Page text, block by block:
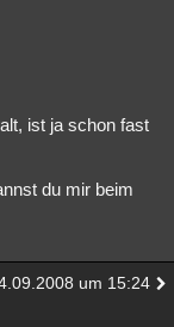
ist ja schon fast
du mir beim
um 15:24